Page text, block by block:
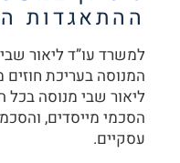
ההתאגדות
למשרד עו”ד ליאור שבי
המנוסה בעריכת חוזים
ליאור שבי מנוסה בכל
הסכמי מייסדים,
עסקיים.